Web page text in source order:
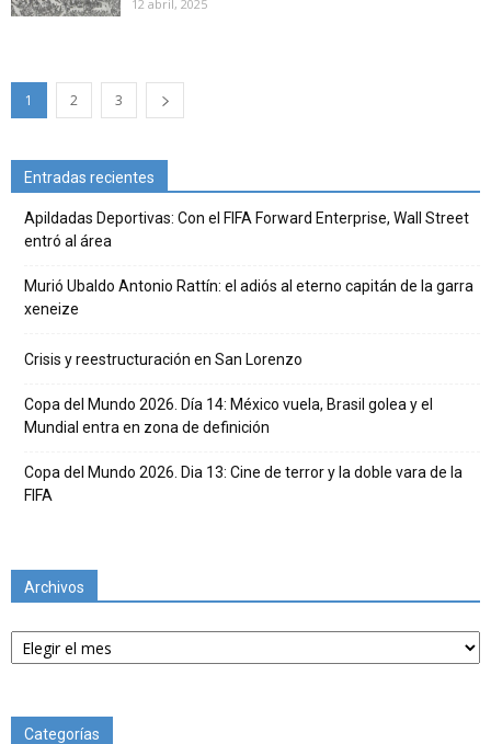
12 abril, 2025
1 2 3
Entradas recientes
Apildadas Deportivas: Con el FIFA Forward Enterprise, Wall Street
entró al área
Murió Ubaldo Antonio Rattín: el adiós al eterno capitán de la garra
xeneize
Crisis y reestructuración en San Lorenzo
Copa del Mundo 2026. Día 14: México vuela, Brasil golea y el
Mundial entra en zona de definición
Copa del Mundo 2026. Dia 13: Cine de terror y la doble vara de la
FIFA
Archivos
Archivos
Categorías